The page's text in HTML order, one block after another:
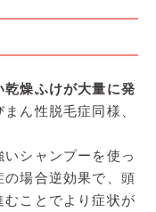
乾燥ふけが大量に発
ん性脱毛症同様、
シャンプーを使っ
場合逆効果で、頭
ことでより症状が